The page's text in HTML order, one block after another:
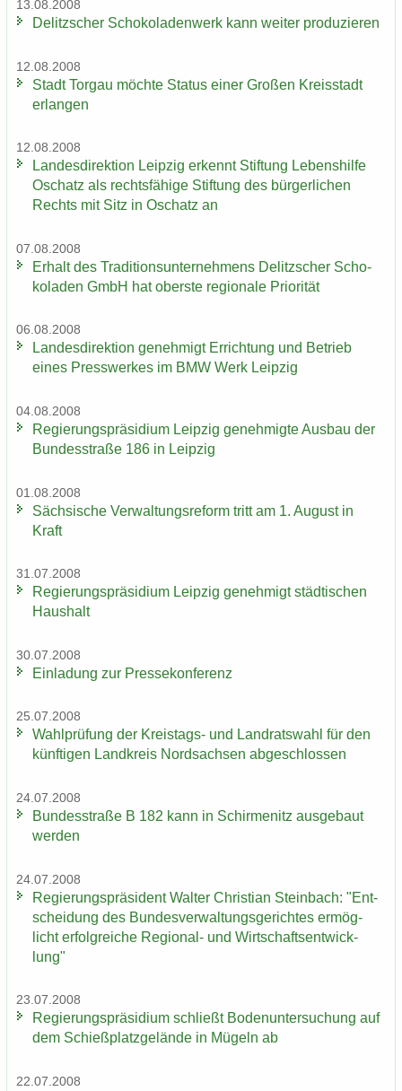
13.08.2008
De­litz­scher Scho­ko­la­den­werk kann wei­ter pro­du­zie­ren
12.08.2008
Stadt Tor­gau möch­te Sta­tus einer Gro­ßen Kreis­stadt
er­lan­gen
12.08.2008
Lan­des­di­rek­ti­on Leip­zig er­kennt Stif­tung Le­bens­hil­fe
Oschatz als rechts­fä­hi­ge Stif­tung des bür­ger­li­chen
Rechts mit Sitz in Oschatz an
07.08.2008
Er­halt des Tra­di­ti­ons­un­ter­neh­mens De­litz­scher Scho­
ko­la­den GmbH hat obers­te re­gio­na­le Prio­ri­tät
06.08.2008
Lan­des­di­rek­ti­on ge­neh­migt Er­rich­tung und Be­trieb
eines Press­wer­kes im BMW Werk Leip­zig
04.08.2008
Re­gie­rungs­prä­si­di­um Leip­zig ge­neh­mig­te Aus­bau der
Bun­des­stra­ße 186 in Leip­zig
01.08.2008
Säch­si­sche Ver­wal­tungs­re­form tritt am 1. Au­gust in
Kraft
31.07.2008
Re­gie­rungs­prä­si­di­um Leip­zig ge­neh­migt städ­ti­schen
Haus­halt
30.07.2008
Ein­la­dung zur Pres­se­kon­fe­renz
25.07.2008
Wahl­prü­fung der Kreistags-​ und Land­rats­wahl für den
künf­ti­gen Land­kreis Nord­sach­sen ab­ge­schlos­sen
24.07.2008
Bun­des­stra­ße B 182 kann in Schir­menitz aus­ge­baut
wer­den
24.07.2008
Re­gie­rungs­prä­si­dent Wal­ter Chris­ti­an Stein­bach: "Ent­
schei­dung des Bun­des­ver­wal­tungs­ge­rich­tes er­mög­
licht er­folg­rei­che Regional-​ und Wirt­schafts­ent­wick­
lung"
23.07.2008
Re­gie­rungs­prä­si­di­um schließt Bo­den­un­ter­su­chung auf
dem Schieß­platz­ge­län­de in Mü­geln ab
22.07.2008